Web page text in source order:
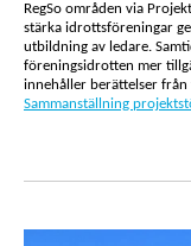
RegSo områden via
stärka idrottsföreningar
utbildning av ledare.
föreningsidrotten mer
innehåller berättelser
Sammanställning